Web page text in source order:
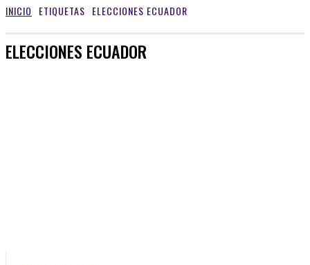
INICIO ETIQUETAS ELECCIONES ECUADOR
ELECCIONES ECUADOR